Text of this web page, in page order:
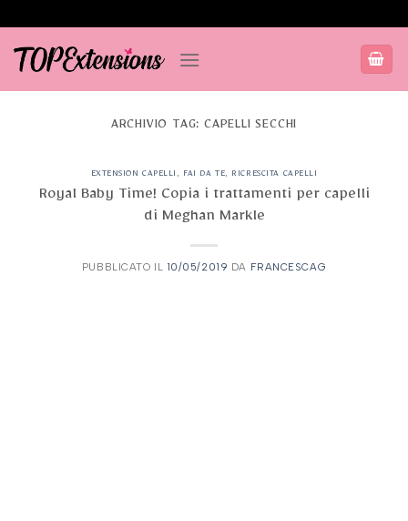
ai
contenuti
ARCHIVIO TAG: CAPELLI SECCHI
EXTENSION CAPELLI , FAI DA TE, RICRESCITA CAPELLI
Royal Baby Time! Copia i trattamenti per capelli
di Meghan Markle
PUBBLICATO IL 10/05/2019 DA FRANCESCAG